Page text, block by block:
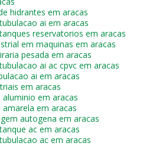
hidrantes em aracas
ai em aracas
reservatorios em aracas
em maquinas em aracas
pesada em aracas
ai ac cpvc em aracas
ai em aracas
em aracas
aluminio em aracas
em aracas
autogena em aracas
ac em aracas
ac em aracas